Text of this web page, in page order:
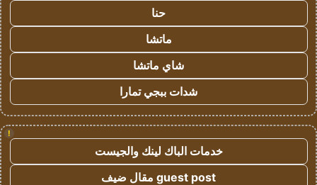
حنا
ماتشا
شاي ماتشا
شدات ببجي تمارا
!
خدمات الباك لينك والجيست
guest post مقال ضيف